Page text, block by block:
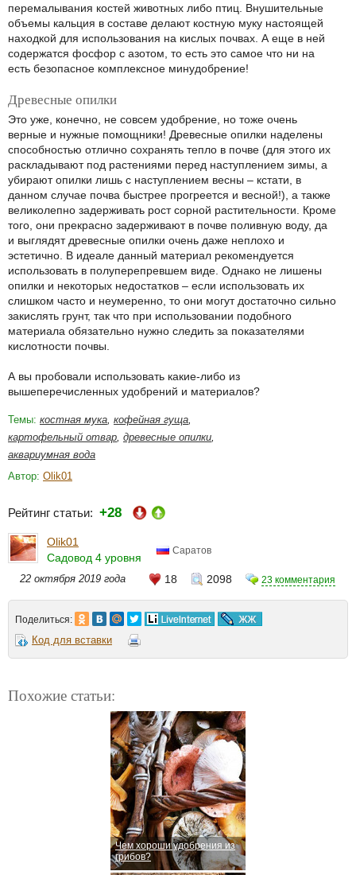
перемалывания костей животных либо птиц. Внушительные
объемы кальция в составе делают костную муку настоящей
находкой для использования на кислых почвах. А еще в ней
содержатся фосфор с азотом, то есть это самое что ни на
есть безопасное комплексное минудобрение!
Древесные опилки
Это уже, конечно, не совсем удобрение, но тоже очень
верные и нужные помощники! Древесные опилки наделены
способностью отлично сохранять тепло в почве (для этого их
раскладывают под растениями перед наступлением зимы, а
убирают опилки лишь с наступлением весны – кстати, в
данном случае почва быстрее прогреется и весной!), а также
великолепно задерживать рост сорной растительности. Кроме
того, они прекрасно задерживают в почве поливную воду, да
и выглядят древесные опилки очень даже неплохо и
эстетично. В идеале данный материал рекомендуется
использовать в полуперепревшем виде. Однако не лишены
опилки и некоторых недостатков – если использовать их
слишком часто и неумеренно, то они могут достаточно сильно
закислять грунт, так что при использовании подобного
материала обязательно нужно следить за показателями
кислотности почвы.
А вы пробовали использовать какие-либо из
вышеперечисленных удобрений и материалов?
Темы: костная мука кофейная гуща
картофельный отвар древесные опилки
аквариумная вода
Автор: Olik01
Рейтинг статьи: +28
Olik01
Садовод 4 уровня
Саратов
22 октября 2019 года 18 2098 23 комментария
Поделиться:
Код для вставки
Похожие статьи:
Чем хороши удобрения из
грибов?